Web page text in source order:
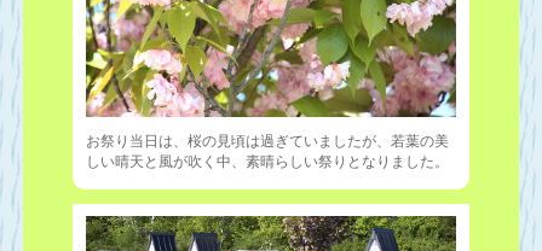
お祭り当日は、桜の見頃は過ぎていましたが、若葉の美
しい晴天と風が吹く中、素晴らしい祭りとなりました。